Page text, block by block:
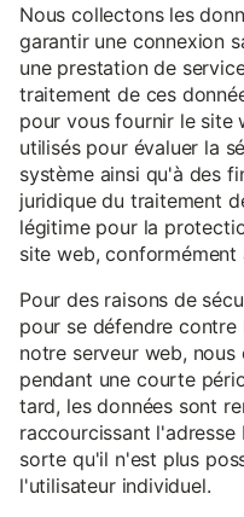
Nous collectons les
garantir une connexion
une prestation de
traitement de ces
pour vous fournir le site
utilisés pour évaluer la
système ainsi qu'à des
juridique du traitement
légitime pour la
site web, conformément
Pour des raisons de
pour se défendre
notre serveur web,
pendant une courte
tard, les données sont
raccourcissant l'adresse
sorte qu'il n'est plus
l'utilisateur individuel.